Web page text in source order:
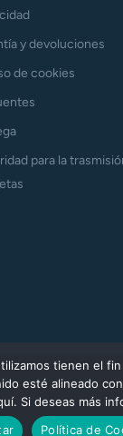
y devoluciones
de cookies
para la
tienen el
esté alineado
Si deseas más
Política de